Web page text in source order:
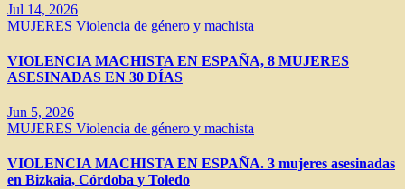
Jul 14, 2026
MUJERES Violencia de género y machista
VIOLENCIA MACHISTA EN ESPAÑA, 8 MUJERES
ASESINADAS EN 30 DÍAS
Jun 5, 2026
MUJERES Violencia de género y machista
VIOLENCIA MACHISTA EN ESPAÑA. 3 mujeres asesinadas
en Bizkaia, Córdoba y Toledo